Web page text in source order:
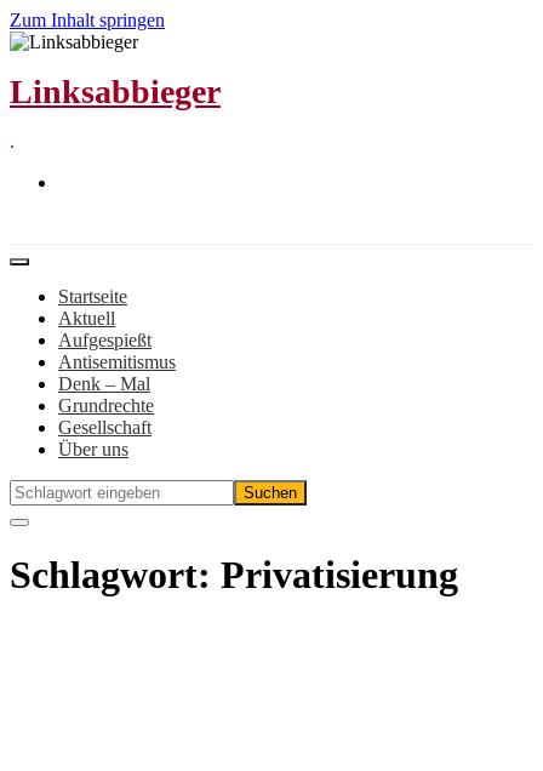
Zum Inhalt springen
Linksabbieger
.
Startseite
Aktuell
Aufgespießt
Antisemitismus
Denk – Mal
Grundrechte
Gesellschaft
Über uns
Schlagwort: Privatisierung